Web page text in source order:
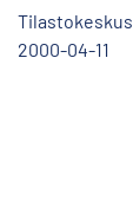
Tilastokeskus
2000-04-11